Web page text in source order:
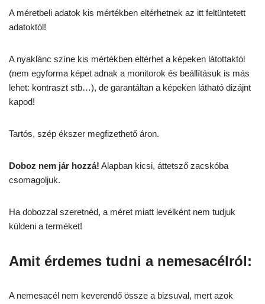
A méretbeli adatok kis mértékben eltérhetnek az itt feltüntetett
adatoktól!
A nyaklánc színe kis mértékben eltérhet a képeken látottaktól
(nem egyforma képet adnak a monitorok és beállításuk is más
lehet: kontraszt stb…), de garantáltan a képeken látható dizájnt
kapod!
Tartós, szép ékszer megfizethető áron.
Doboz nem jár hozzá! Alapban kicsi, áttetsző zacskóba
csomagoljuk.
Ha dobozzal szeretnéd, a méret miatt levélként nem tudjuk
küldeni a terméket!
Amit érdemes tudni a nemesacélról:
A nemesacél nem keverendő össze a bizsuval, mert azok